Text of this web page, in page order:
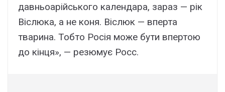
давньоарійського календара, зараз — рік
Віслюка, а не коня. Віслюк — вперта
тварина. Тобто Росія може бути впертою
до кінця», — резюмує Росс.